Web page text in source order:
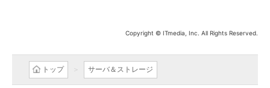
Copyright © ITmedia, Inc. All Rights Reserved.
トップ サーバ＆ストレージ